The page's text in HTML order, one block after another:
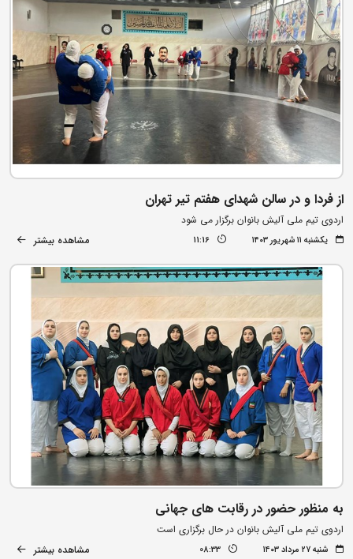
از فردا و در سالن شهدای هفتم تیر تهران
اردوی تیم ملی آلیش بانوان برگزار می شود
یکشنبه ۱۱ شهریور ۱۴۰۳ 11:16 مشاهده بیشتر
به منظور حضور در رقابت های جهانی
اردوی تیم ملی آلیش بانوان در حال برگزاری است
شنبه ۲۷ مرداد ۱۴۰۳ 08:33 مشاهده بیشتر